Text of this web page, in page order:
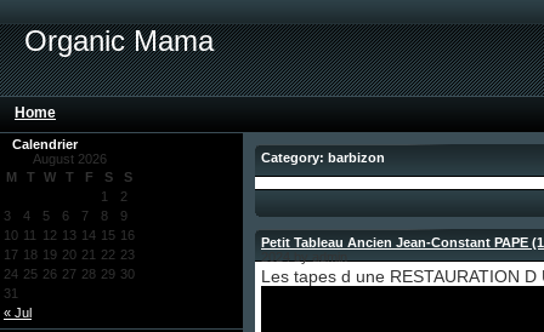
Organic Mama
Home
Calendrier
August 2026
M
T W T F S S
« Jul
1
2
3
4 5 6 7 8
9
10 11 12 13 14 15 16
17 18 19 20 21 22 23
24 25 26 27 28 29 30
31
Category: barbizon
Petit Tableau Ancien Jean-Constant PAPE
Les tapes d une RESTAURATION